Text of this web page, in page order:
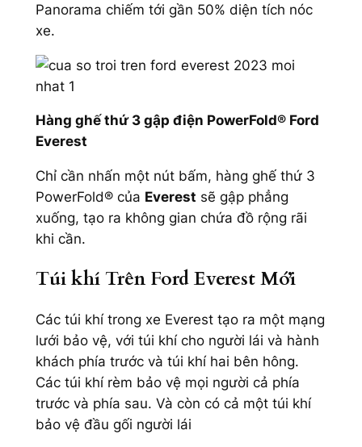
Panorama chiếm tới gần 50% diện tích nóc
xe.
Hàng ghế thứ 3 gập điện PowerFold® Ford
Everest
Chỉ cần nhấn một nút bấm, hàng ghế thứ 3
PowerFold® của Everest sẽ gập phẳng
xuống, tạo ra không gian chứa đồ rộng rãi
khi cần.
Túi khí Trên Ford Everest Mới
Các túi khí trong xe Everest tạo ra một mạng
lưới bảo vệ, với túi khí cho người lái và hành
khách phía trước và túi khí hai bên hông.
Các túi khí rèm bảo vệ mọi người cả phía
trước và phía sau. Và còn có cả một túi khí
bảo vệ đầu gối người lái